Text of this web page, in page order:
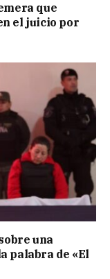
que
el juicio por
una
palabra de «El